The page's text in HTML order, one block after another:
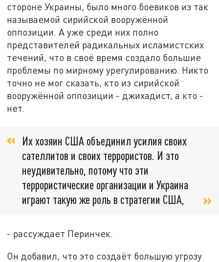
стороне Украины, было много боевиков из так
называемой сирийской вооружённой
оппозиции. А уже среди них полно
представителей радикальных исламистских
течений, что в своё время создало большие
проблемы по мирному урегулированию. Никто
точно не мог сказать, кто из сирийской
вооружённой оппозиции - джихадист, а кто -
нет.
Их хозяин США объединил усилия своих
сателлитов и своих террористов. И это
неудивительно, потому что эти
террористические организации и Украина
играют такую же роль в стратегии США,
- рассуждает Перинчек.
Он добавил, что это создаёт большую угрозу